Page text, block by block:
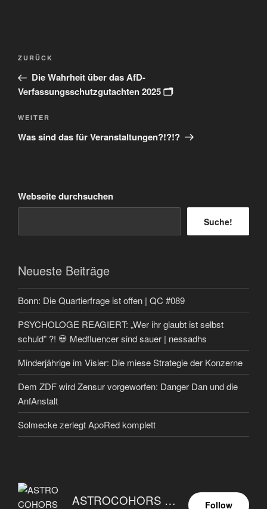
Beitragsnavigation
Vorheriger
Beitrag
ZURÜCK
Die Wahrheit über das AfD-
Verfassungsschutzgutachten 2025 🗂️
Nächster
Beitrag
WEITER
Was sind das für Veranstaltungen?!?!?
Webseite durchsuchen
Suche!
Neueste Beiträge
Bonn: Die Quartierfrage ist offen | QC #089
PSYCHOLOGE REAGIERT: „Wer ihr glaubt ist selbst
schuld” ?! 💀 Medfluencer sind sauer | nessadhs
Minderjährige im Visier: Die miese Strategie der Konzerne
Dem ZDF wird Zensur vorgeworfen: Danger Dan und die
AnfAnstalt
Solmecke zerlegt ApoRed komplett
ASTROCOHORS EUNOIA ULTIMA Follow